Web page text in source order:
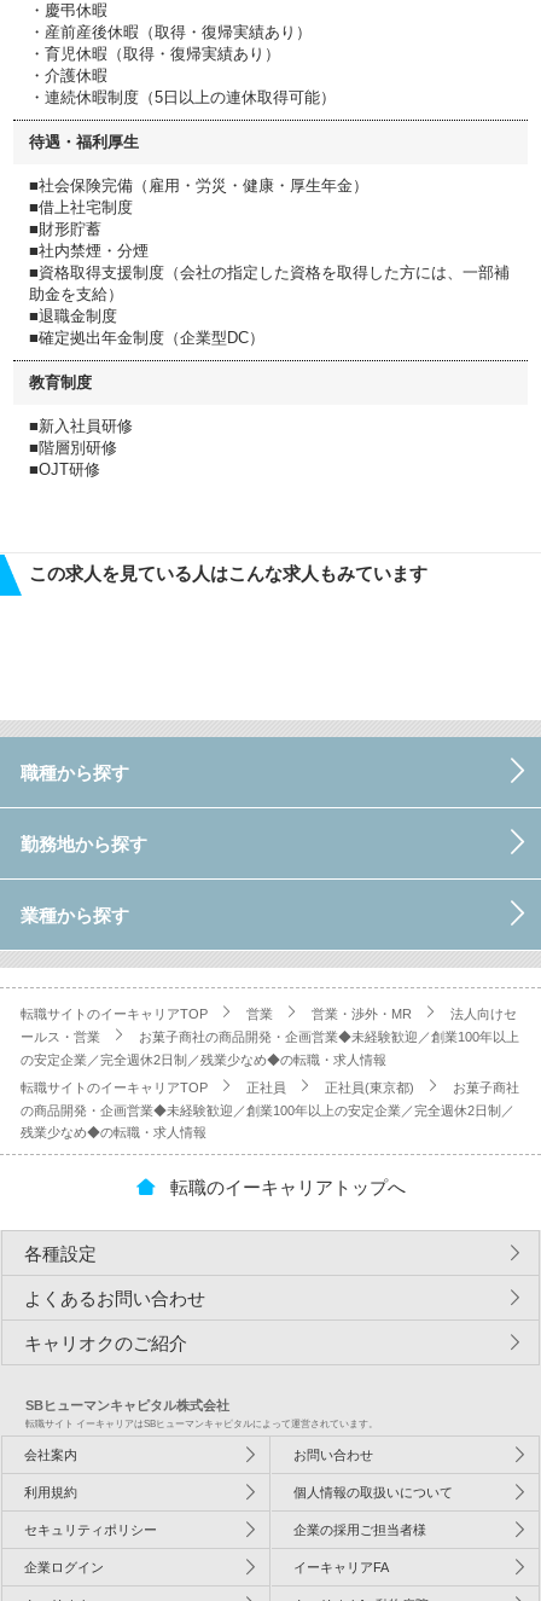
・慶弔休暇
・産前産後休暇（取得・復帰実績あり）
・育児休暇（取得・復帰実績あり）
・介護休暇
・連続休暇制度（5日以上の連休取得可能）
待遇・福利厚生
■社会保険完備（雇用・労災・健康・厚生年金）
■借上社宅制度
■財形貯蓄
■社内禁煙・分煙
■資格取得支援制度（会社の指定した資格を取得した方には、一部補
助金を支給）
■退職金制度
■確定拠出年金制度（企業型DC）
教育制度
■新入社員研修
■階層別研修
■OJT研修
この求人を見ている人はこんな求人もみています
職種から探す
勤務地から探す
業種から探す
転職サイトのイーキャリアTOP 営業 営業・渉外・MR
法人向けセ
ールス・営業
お菓子商社の商品開発・企画営業◆未経験歓迎／創業100年以上
の安定企業／完全週休2日制／残業少なめ◆の転職・求人情報
転職サイトのイーキャリアTOP
正社員 正社員(東京都)
お菓子商社
の商品開発・企画営業◆未経験歓迎／創業100年以上の安定企業／完全週休2日制／
残業少なめ◆の転職・求人情報
転職のイーキャリアトップへ
各種設定
よくあるお問い合わせ
キャリオクのご紹介
SBヒューマンキャピタル株式会社
転職サイト イーキャリアはSBヒューマンキャピタルによって運営されています。
会社案内 お問い合わせ
利用規約 個人情報の取扱いについて
セキュリティポリシー 企業の採用ご担当者様
企業ログイン イーキャリアFA